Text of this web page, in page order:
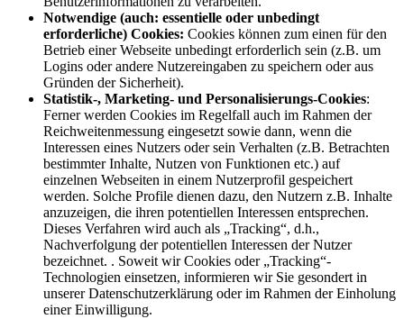
Notwendige (auch: essentielle oder unbedingt
erforderliche) Cookies: Cookies können zum einen für den
Betrieb einer Webseite unbedingt erforderlich sein (z.B. um
Logins oder andere Nutzereingaben zu speichern oder aus
Gründen der Sicherheit).
Statistik-, Marketing- und Personalisierungs-Cookies:
Ferner werden Cookies im Regelfall auch im Rahmen der
Reichweitenmessung eingesetzt sowie dann, wenn die
Interessen eines Nutzers oder sein Verhalten (z.B. Betrachten
bestimmter Inhalte, Nutzen von Funktionen etc.) auf
einzelnen Webseiten in einem Nutzerprofil gespeichert
werden. Solche Profile dienen dazu, den Nutzern z.B. Inhalte
anzuzeigen, die ihren potentiellen Interessen entsprechen.
Dieses Verfahren wird auch als „Tracking“, d.h.,
Nachverfolgung der potentiellen Interessen der Nutzer
bezeichnet. . Soweit wir Cookies oder „Tracking“-
Technologien einsetzen, informieren wir Sie gesondert in
unserer Datenschutzerklärung oder im Rahmen der Einholung
einer Einwilligung.